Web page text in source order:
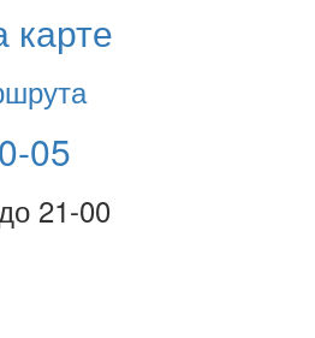
карте
05
21-00